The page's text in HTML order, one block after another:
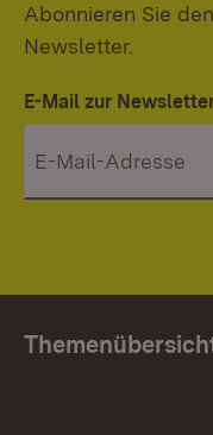
Abonnieren Sie
Newsletter.
E-Mail zur